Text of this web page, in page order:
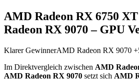
AMD Radeon RX 6750
Radeon RX 9070 – GPU
Klarer GewinnerAMD Radeon RX 9070
Im Direktvergleich zwischen AMD
AMD Radeon RX 9070 setzt sich AMD